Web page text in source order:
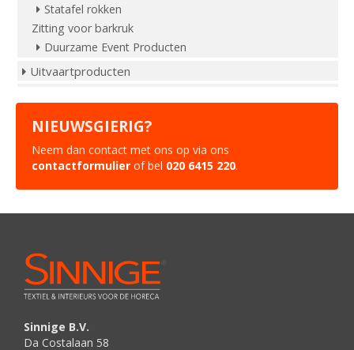
Statafel rokken
Zitting voor barkruk
Duurzame Event Producten
Uitvaartproducten
NIEUWSGIERIG?
Neem dan contact met ons op via ons
contactformulier of bel 020 6415 220.
Sinnige B.V.
Da Costalaan 58